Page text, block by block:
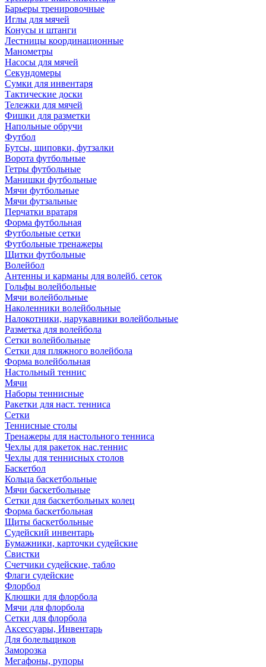
Барьеры тренировочные
Иглы для мячей
Конусы и штанги
Лестницы координационные
Манометры
Насосы для мячей
Секундомеры
Сумки для инвентаря
Тактические доски
Тележки для мячей
Фишки для разметки
Напольные обручи
Футбол
Бутсы, шиповки, футзалки
Ворота футбольные
Гетры футбольные
Манишки футбольные
Мячи футбольные
Мячи футзальные
Перчатки вратаря
Форма футбольная
Футбольные сетки
Футбольные тренажеры
Щитки футбольные
Волейбол
Антенны и карманы для волейб. сеток
Гольфы волейбольные
Мячи волейбольные
Наколенники волейбольные
Налокотники, нарукавники волейбольные
Разметка для волейбола
Сетки волейбольные
Сетки для пляжного волейбола
Форма волейбольная
Настольный теннис
Мячи
Наборы теннисные
Ракетки для наст. тенниса
Сетки
Теннисные столы
Тренажеры для настольного тенниса
Чехлы для ракеток нас.теннис
Чехлы для теннисных столов
Баскетбол
Кольца баскетбольные
Мячи баскетбольные
Сетки для баскетбольных колец
Форма баскетбольная
Щиты баскетбольные
Судейский инвентарь
Бумажники, карточки судейские
Свистки
Счетчики судейские, табло
Флаги судейские
Флорбол
Клюшки для флорбола
Мячи для флорбола
Сетки для флорбола
Аксессуары, Инвентарь
Для болельщиков
Заморозка
Мегафоны, рупоры